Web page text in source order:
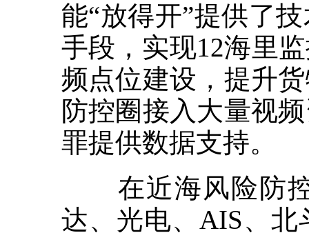
能“放得开”提供了
手段，实现12海里
频点位建设，提升
防控圈接入大量视
罪提供数据支持。
在近海风险防控
达、光电、AIS、